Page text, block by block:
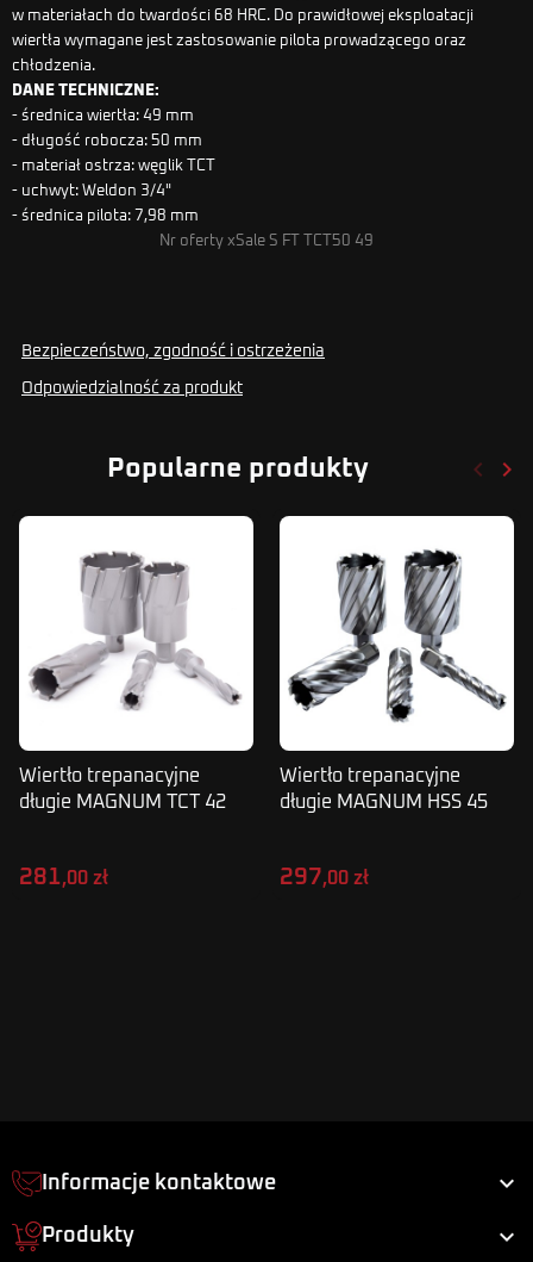
w materiałach do twardości 68 HRC. Do prawidłowej eksploatacji
wiertła wymagane jest zastosowanie pilota prowadzącego oraz
chłodzenia.
DANE TECHNICZNE:
- średnica wiertła: 49 mm
- długość robocza: 50 mm
- materiał ostrza: węglik TCT
- uchwyt: Weldon 3/4"
- średnica pilota: 7,98 mm
Nr oferty xSale S FT TCT50 49
Bezpieczeństwo, zgodność i ostrzeżenia
Odpowiedzialność za produkt
Popularne produkty keyboard_arrow_left keyboard_arrow_right
Wiertło trepanacyjne
długie MAGNUM TCT 42
281,00 zł
Wiertło trepanacyjne
długie MAGNUM HSS 45
297,00 zł
Informacje kontaktowe 
Produkty 